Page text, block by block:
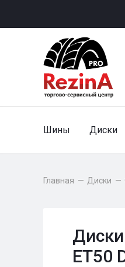
Шины Диски
Главная — Диски —
ET50